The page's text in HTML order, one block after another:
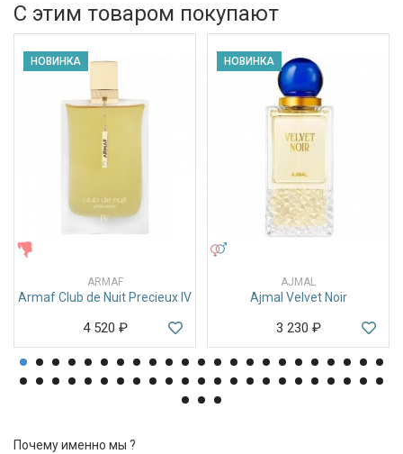
С этим товаром покупают
НОВИНКА
ARMAF
Armaf Club de Nuit Precieux IV
4 520 ₽
НОВИНКА
AJMAL
Ajmal Velvet Noir
3 230 ₽
Почему именно мы ?